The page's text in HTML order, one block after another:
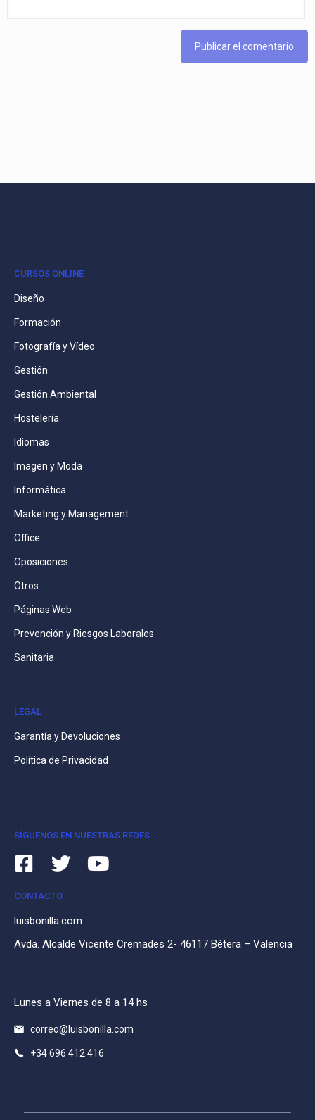
CURSOS ONLINE
Diseño
Formación
Fotografía y Vídeo
Gestión
Gestión Ambiental
Hostelería
Idiomas
Imagen y Moda
Informática
Marketing y Management
Office
Oposiciones
Otros
Páginas Web
Prevención y Riesgos Laborales
Sanitaria
LEGAL
Garantía y Devoluciones
Política de Privacidad
SÍGUENOS EN NUESTRAS REDES
CONTACTO
luisbonilla.com
Avda. Alcalde Vicente Cremades 2- 46117 Bétera – Valencia
Lunes a Viernes de 8 a 14 hs
correo@luisbonilla.com
+34 696 412 416